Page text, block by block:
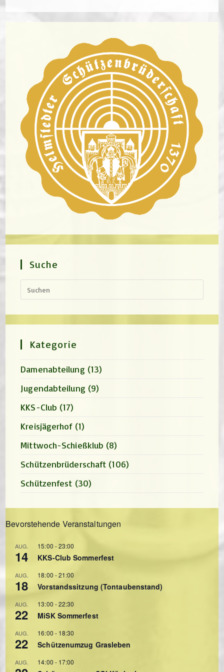
Suche
close
Kategorie
Damenabteilung (13)
Jugendabteilung (9)
KKS-Club (17)
Kreisjägerhof (1)
Mittwoch-Schießklub (8)
Schützenbrüderschaft (106)
Schützenfest (30)
Bevorstehende Veranstaltungen
AUG.
14
15:00 -23:00
KKS-Club Sommerfest
AUG.
18
18:00 -21:00
Vorstandssitzung (Tontaubenstand)
AUG.
22
13:00 -22:30
MiSK Sommerfest
AUG.
22
16:00 - 18:30
Schützenumzug Grasleben
AUG. 14:00 - 17:00